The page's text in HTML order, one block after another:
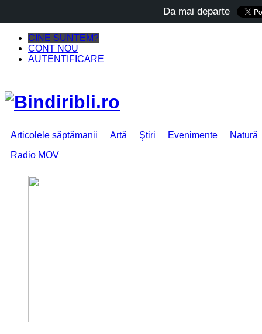
CINE SUNTEM?
CONT NOU
AUTENTIFICARE
Articolele săptămanii Artă Ştiri Evenimente
Natură
Radio MOV
Da mai departe